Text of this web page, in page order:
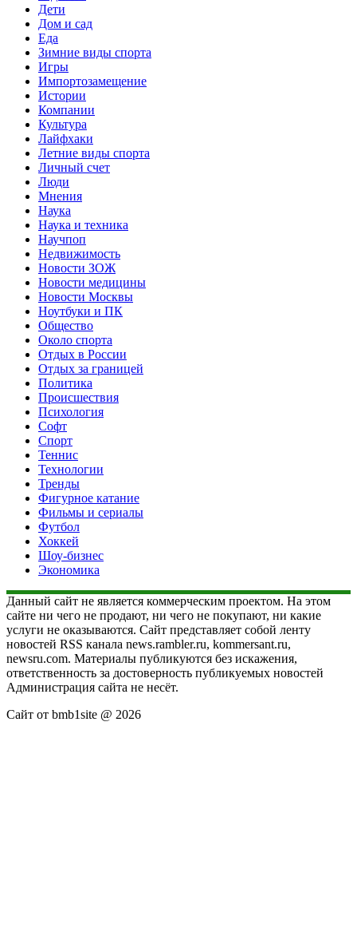
Дети
Дом и сад
Еда
Зимние виды спорта
Игры
Импортозамещение
Истории
Компании
Культура
Лайфхаки
Летние виды спорта
Личный счет
Люди
Мнения
Наука
Наука и техника
Научпоп
Недвижимость
Новости ЗОЖ
Новости медицины
Новости Москвы
Ноутбуки и ПК
Общество
Около спорта
Отдых в России
Отдых за границей
Политика
Происшествия
Психология
Софт
Спорт
Теннис
Технологии
Тренды
Фигурное катание
Фильмы и сериалы
Футбол
Хоккей
Шоу-бизнес
Экономика
Данный сайт не является коммерческим проектом. На этом
сайте ни чего не продают, ни чего не покупают, ни какие
услуги не оказываются. Сайт представляет собой ленту
новостей RSS канала news.rambler.ru, kommersant.ru,
newsru.com. Материалы публикуются без искажения,
ответственность за достоверность публикуемых новостей
Администрация сайта не несёт.
Сайт от bmb1site @ 2026